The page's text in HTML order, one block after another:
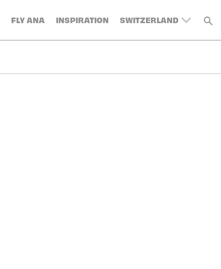
FLY ANA INSPIRATION SWITZERLAND
UNITED KINGDOM
DENMARK